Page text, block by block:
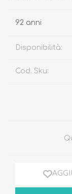
92 anni
Disponibilità:
Cod. Sku: